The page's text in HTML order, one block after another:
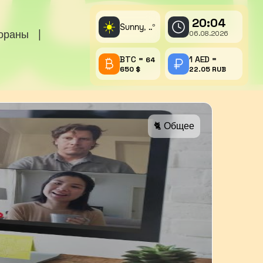
☀️ Sunny, ..° 20:04
06.08.2026
BTC = 64
650 $
1 AED =
22.05 RUB
🐈 Общее